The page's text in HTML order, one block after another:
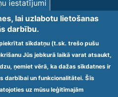
personām ar
SIA „Sanare-KRC
Jūrmalā ir nodrošināta vides
funkcionāliem traucējumiem,
Ministru kabineta
Nr.60 „Noteikumi par
iestādēm un to
prasībām.
iestatījumi
lai uzlabotu lietošanas
darbību.
sīkdatņu (t.sk. trešo pušu
Jūs jebkurā laikā varat atsaukt,
ņemiet vērā, ka dažas sīkdatnes ir
darbībai un funkcionalitātei. Šīs
uz mūsu leģitīmajām